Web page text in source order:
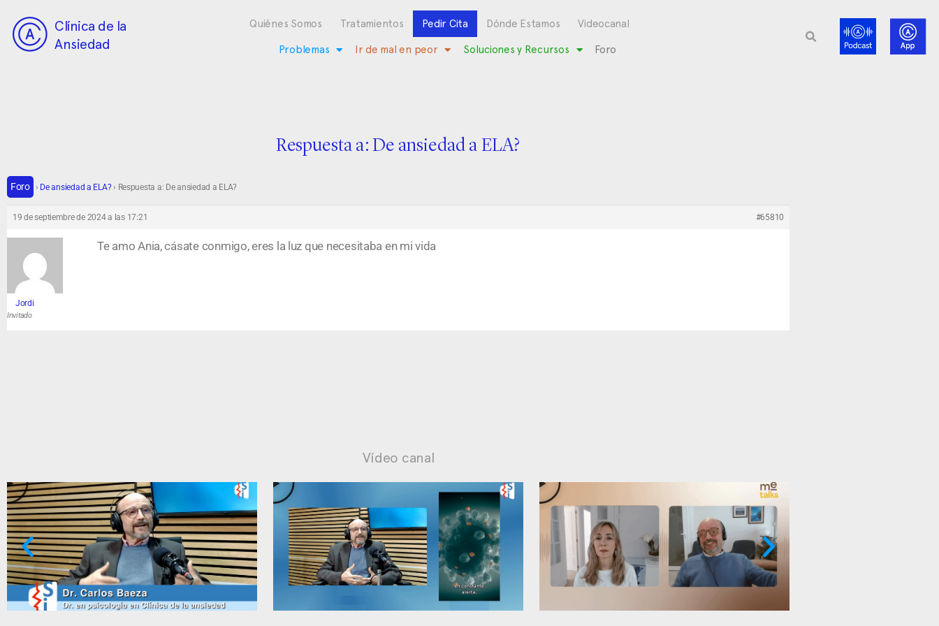
Clínica de la
Ansiedad
Quiénes Somos Tratamientos Pedir Cita Dónde Estamos Videocanal
Problemas Ir de mal en peor Soluciones y Recursos Foro
Respuesta a: De ansiedad a ELA?
Foro › De ansiedad a ELA?› Respuesta a: De ansiedad a ELA?
19 de septiembre de 2024 a las 17:21 #65810
Jordi
Invitado
Te amo Ania, cásate conmigo, eres la luz que necesitaba en mi vida
Vídeo canal